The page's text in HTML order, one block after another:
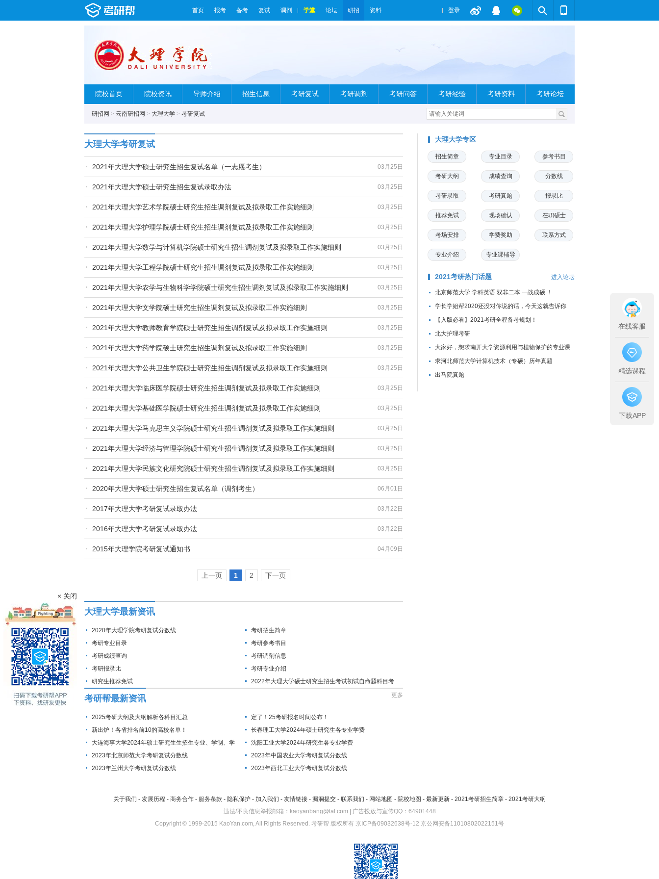
首页 报考 备考 复试 调剂 学堂 论坛 研招 资料 登录
院校首页 院校资讯 导师介绍 招生信息 考研复试 考研调剂 考研问答 考研经验 考研资料 考研论坛
研招网 > 云南研招网 > 大理大学 > 考研复试
大理大学考研复试
03月25日
2021年大理大学硕士研究生招生复试名单（一志愿考生）
03月25日
2021年大理大学硕士研究生招生复试录取办法
03月25日
2021年大理大学艺术学院硕士研究生招生调剂复试及拟录取工作实施细则
03月25日
2021年大理大学护理学院硕士研究生招生调剂复试及拟录取工作实施细则
03月25日
2021年大理大学数学与计算机学院硕士研究生招生调剂复试及拟录取工作实施细则
03月25日
2021年大理大学工程学院硕士研究生招生调剂复试及拟录取工作实施细则
03月25日
2021年大理大学农学与生物科学学院硕士研究生招生调剂复试及拟录取工作实施细则
03月25日
2021年大理大学文学院硕士研究生招生调剂复试及拟录取工作实施细则
03月25日
2021年大理大学教师教育学院硕士研究生招生调剂复试及拟录取工作实施细则
03月25日
2021年大理大学药学院硕士研究生招生调剂复试及拟录取工作实施细则
03月25日
2021年大理大学公共卫生学院硕士研究生招生调剂复试及拟录取工作实施细则
03月25日
2021年大理大学临床医学院硕士研究生招生调剂复试及拟录取工作实施细则
03月25日
2021年大理大学基础医学院硕士研究生招生调剂复试及拟录取工作实施细则
03月25日
2021年大理大学马克思主义学院硕士研究生招生调剂复试及拟录取工作实施细则
03月25日
2021年大理大学经济与管理学院硕士研究生招生调剂复试及拟录取工作实施细则
03月25日
2021年大理大学民族文化研究院硕士研究生招生调剂复试及拟录取工作实施细则
06月01日
2020年大理大学硕士研究生招生复试名单（调剂考生）
03月22日
2017年大理大学考研复试录取办法
03月22日
2016年大理大学考研复试录取办法
04月09日
2015年大理学院考研复试通知书
上一页 1 2 下一页
大理大学最新资讯
2020年大理学院考研复试分数线
考研招生简章
考研专业目录
考研参考书目
考研成绩查询
考研调剂信息
考研报录比
考研专业介绍
研究生推荐免试
2022年大理大学硕士研究生招生考试初试自命题科目考
考研帮最新资讯 更多
2025考研大纲及大纲解析各科目汇总
定了！25考研报名时间公布！
新出炉！各省排名前10的高校名单！
长春理工大学2024年硕士研究生各专业学费
大连海事大学2024年硕士研究生生招生专业、学制、学
费标准及拟招生人数
沈阳工业大学2024年研究生各专业学费
2023年北京师范大学考研复试分数线
2023年中国农业大学考研复试分数线
2023年兰州大学考研复试分数线
2023年西北工业大学考研复试分数线
大理大学专区
招生简章 专业目录 参考书目
考研大纲 成绩查询 分数线
考研录取 考研真题 报录比
推荐免试 现场确认 在职硕士
考场安排 学费奖助 联系方式
专业介绍 专业课辅导
2021考研热门话题 进入论坛
北京师范大学 学科英语 双非二本 一战成硕 ！
学长学姐帮2020还没对你说的话，今天这就告诉你
【入版必看】2021考研全程备考规划！
北大护理考研
大家好，想求南开大学资源利用与植物保护的专业课
资料...
求河北师范大学计算机技术（专硕）历年真题
出马院真题
关于我们 - 发展历程 - 商务合作 - 服务条款 - 隐私保护 - 加入我们 - 友情链接 - 漏洞提交 - 联系我们 - 网站地图 - 院校地图 - 最新更新 - 2021考研招生简章 - 2021考研大纲
违法/不良信息举报邮箱：kaoyanbang@tal.com | 广告投放与宣传QQ：64901448
Copyright © 1999-2015 KaoYan.com, All Rights Reserved. 考研帮 版权所有 京ICP备09032638号-12 京公网安备11010802022151号
× 关闭
在线客服
精选课程
下载APP